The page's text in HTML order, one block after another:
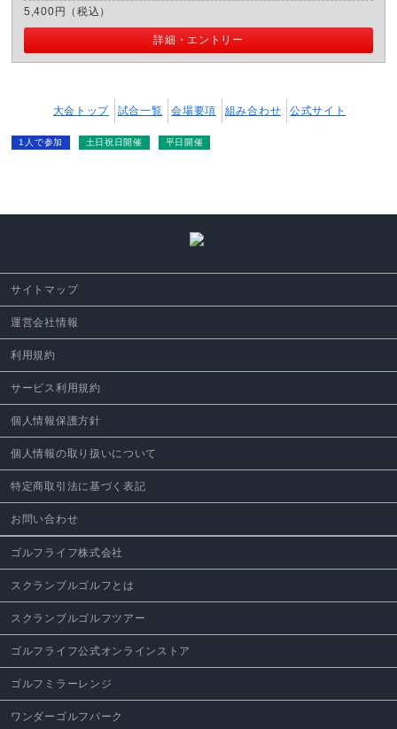
5,400円（税込）
詳細・エントリー
大会トップ 試合一覧 会場要項 組み合わせ 公式サイト
1人で参加 土日祝日開催 平日開催
サイトマップ
運営会社情報
利用規約
サービス利用規約
個人情報保護方針
個人情報の取り扱いについて
特定商取引法に基づく表記
お問い合わせ
ゴルフライフ株式会社
スクランブルゴルフとは
スクランブルゴルフツアー
ゴルフライフ公式オンラインストア
ゴルフミラーレンジ
ワンダーゴルフパーク